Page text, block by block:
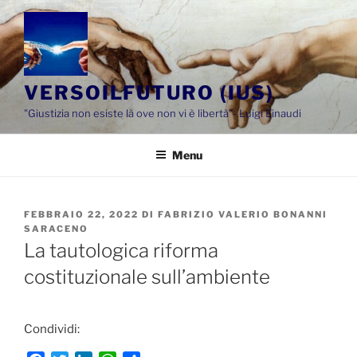
Salta
al
contenuto
VERSOILFUTURO (IUS)
"Giustizia non esiste là ove non vi è libertà"- Luigi Einaudi
Menu
PUBBLICATO
IL
FEBBRAIO 22, 2022 DI FABRIZIO VALERIO BONANNI
SARACENO
La tautologica riforma
costituzionale sull’ambiente
Condividi: